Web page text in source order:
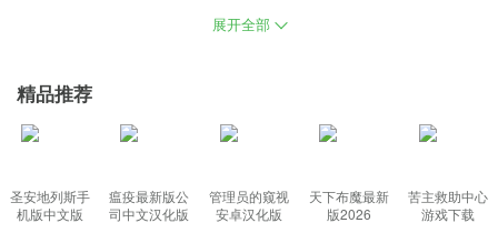
快感，与其它玩家们共同感受魔法世界的召唤，静心操作不需要慌
丰富内容：
的宠物章鱼琼斯，控制你的角色沿着道路快速向前奔跑，全民在线
展开全部
精品推荐
圣安地列斯手
机版中文版
瘟疫最新版公
司中文汉化版
管理员的窥视
安卓汉化版
天下布魔最新
版2026
苦主救助中心
游戏下载